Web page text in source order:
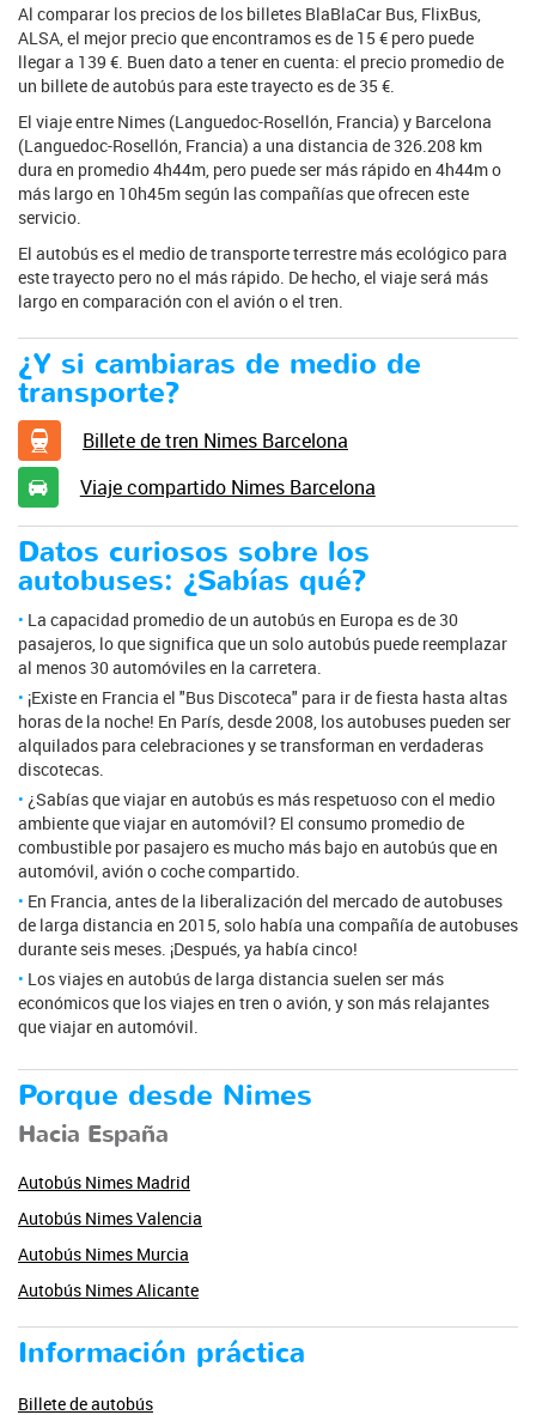
Al comparar los precios de los billetes BlaBlaCar Bus, FlixBus,
ALSA, el mejor precio que encontramos es de 15 € pero puede
llegar a 139 €. Buen dato a tener en cuenta: el precio promedio de
un billete de autobús para este trayecto es de 35 €.
El viaje entre Nimes (Languedoc-Rosellón, Francia) y Barcelona
(Languedoc-Rosellón, Francia) a una distancia de 326.208 km
dura en promedio 4h44m, pero puede ser más rápido en 4h44m o
más largo en 10h45m según las compañías que ofrecen este
servicio.
El autobús es el medio de transporte terrestre más ecológico para
este trayecto pero no el más rápido. De hecho, el viaje será más
largo en comparación con el avión o el tren.
¿Y si cambiaras de medio de
transporte?
Billete de tren Nimes Barcelona
Viaje compartido Nimes Barcelona
Datos curiosos sobre los
autobuses: ¿Sabías qué?
La capacidad promedio de un autobús en Europa es de 30
pasajeros, lo que significa que un solo autobús puede reemplazar
al menos 30 automóviles en la carretera.
¡Existe en Francia el "Bus Discoteca" para ir de fiesta hasta altas
horas de la noche! En París, desde 2008, los autobuses pueden ser
alquilados para celebraciones y se transforman en verdaderas
discotecas.
¿Sabías que viajar en autobús es más respetuoso con el medio
ambiente que viajar en automóvil? El consumo promedio de
combustible por pasajero es mucho más bajo en autobús que en
automóvil, avión o coche compartido.
En Francia, antes de la liberalización del mercado de autobuses
de larga distancia en 2015, solo había una compañía de autobuses
durante seis meses. ¡Después, ya había cinco!
Los viajes en autobús de larga distancia suelen ser más
económicos que los viajes en tren o avión, y son más relajantes
que viajar en automóvil.
Porque desde Nimes
Hacia España
Autobús Nimes Madrid
Autobús Nimes Valencia
Autobús Nimes Murcia
Autobús Nimes Alicante
Información práctica
Billete de autobús